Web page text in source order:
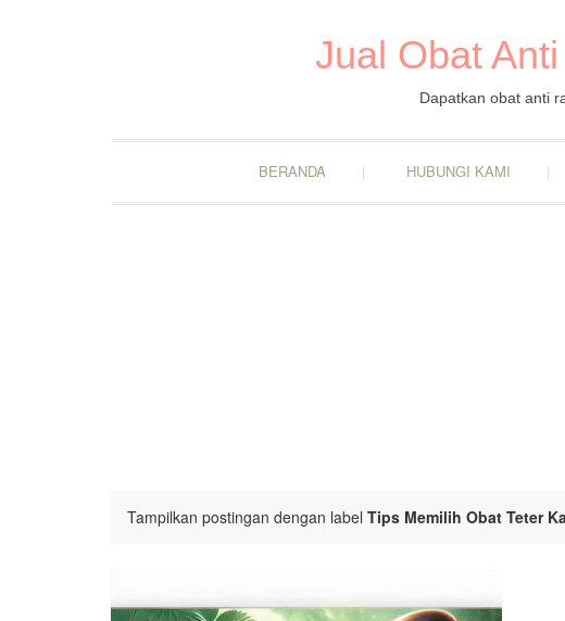
Jual Obat
Dapatkan obat anti
BERANDA HUBUNGI KAMI
Tampilkan postingan dengan label Tips Memilih Obat Teter